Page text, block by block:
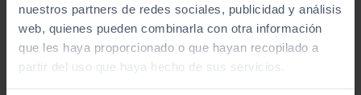
nuestros partners de redes sociales, publicidad y análisis
web, quienes pueden combinarla con otra información
que les haya proporcionado o que hayan recopilado a
partir del uso que haya hecho de sus servicios.
HYUNDAI I10
1.0 KLASS
12.877 km
2025
13.990 €